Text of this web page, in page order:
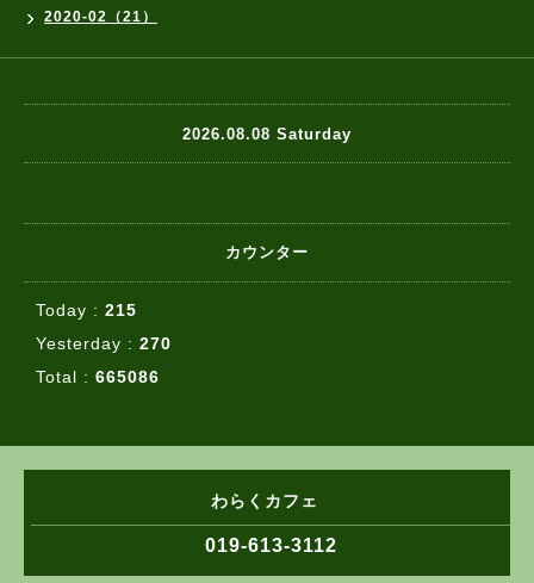
2020-02（21）
2026.08.08 Saturday
カウンター
Today : 215
Yesterday : 270
Total : 665086
わらくカフェ
019-613-3112